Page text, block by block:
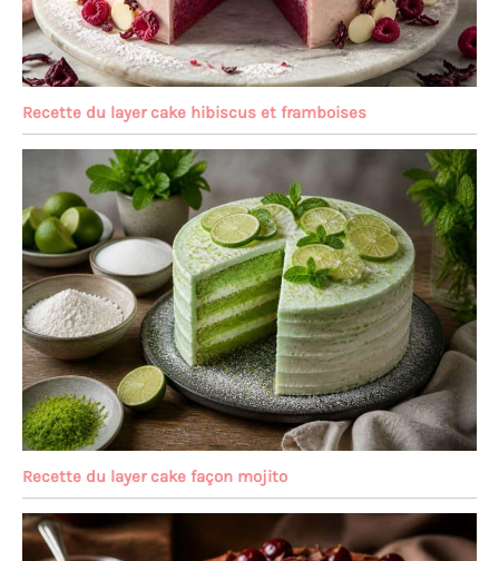
Recette du layer cake hibiscus et framboises
Recette du layer cake façon mojito